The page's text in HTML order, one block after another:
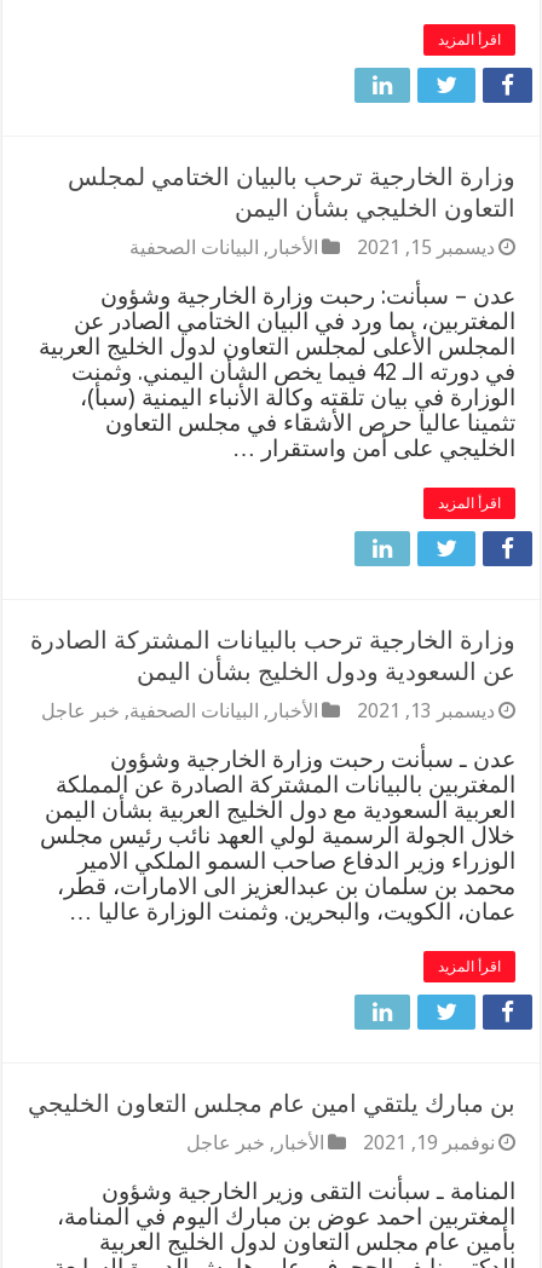
اقرأ المزيد
وزارة الخارجية ترحب بالبيان الختامي لمجلس
التعاون الخليجي بشأن اليمن
ديسمبر 15, 2021 الأخبار , البيانات الصحفية
عدن – سبأنت: رحبت وزارة الخارجية وشؤون
المغتربين، بما ورد في البيان الختامي الصادر عن
المجلس الأعلى لمجلس التعاون لدول الخليج العربية
في دورته الـ 42 فيما يخص الشأن اليمني. وثمنت
الوزارة في بيان تلقته وكالة الأنباء اليمنية (سبأ)،
تثمينا عاليا حرص الأشقاء في مجلس التعاون
الخليجي على أمن واستقرار …
اقرأ المزيد
وزارة الخارجية ترحب بالبيانات المشتركة الصادرة
عن السعودية ودول الخليج بشأن اليمن
ديسمبر 13, 2021 الأخبار , البيانات الصحفية, خبر عاجل
عدن ـ سبأنت رحبت وزارة الخارجية وشؤون
المغتربين بالبيانات المشتركة الصادرة عن المملكة
العربية السعودية مع دول الخليج العربية بشأن اليمن
خلال الجولة الرسمية لولي العهد نائب رئيس مجلس
الوزراء وزير الدفاع صاحب السمو الملكي الامير
محمد بن سلمان بن عبدالعزيز الى الامارات، قطر،
عمان، الكويت، والبحرين. وثمنت الوزارة عاليا …
اقرأ المزيد
بن مبارك يلتقي امين عام مجلس التعاون الخليجي
نوفمبر 19, 2021 الأخبار , خبر عاجل
المنامة ـ سبأنت التقى وزير الخارجية وشؤون
المغتربين احمد عوض بن مبارك اليوم في المنامة،
بأمين عام مجلس التعاون لدول الخليج العربية